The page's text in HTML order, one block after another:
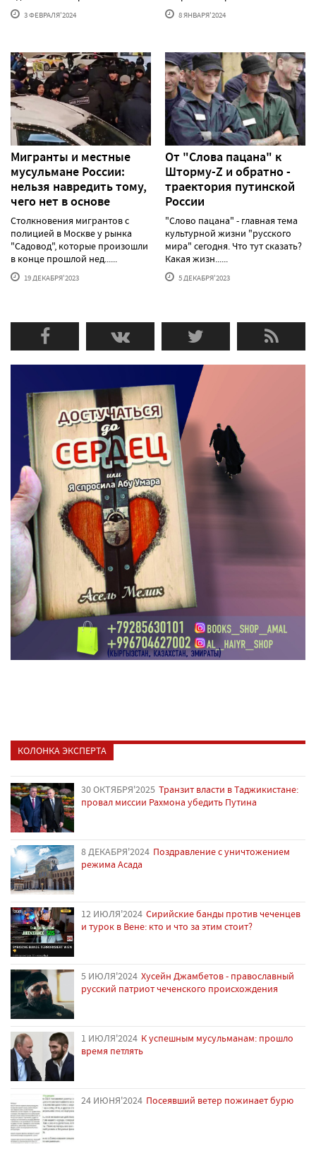
3 ФЕВРАЛЯ'2024 8 ЯНВАРЯ'2024
Мигранты и местные
мусульмане России:
нельзя навредить тому,
чего нет в основе
Столкновения мигрантов с
полицией в Москве у рынка
"Садовод", которые произошли
в конце прошлой нед......
19 ДЕКАБРЯ'2023
От "Слова пацана" к
Шторму-Z и обратно -
траектория путинской
России
"Слово пацана" - главная тема
культурной жизни "русского
мира" сегодня. Что тут сказать?
Какая жизн......
5 ДЕКАБРЯ'2023
КОЛОНКА ЭКСПЕРТА
30 ОКТЯБРЯ'2025 Транзит власти в Таджикистане:
провал миссии Рахмона убедить Путина
8 ДЕКАБРЯ'2024 Поздравление с уничтожением
режима Асада
12 ИЮЛЯ'2024 Сирийские банды против чеченцев
и турок в Вене: кто и что за этим стоит?
5 ИЮЛЯ'2024 Хусейн Джамбетов - православный
русский патриот чеченского происхождения
1 ИЮЛЯ'2024 К успешным мусульманам: прошло
время петлять
24 ИЮНЯ'2024 Посеявший ветер пожинает бурю